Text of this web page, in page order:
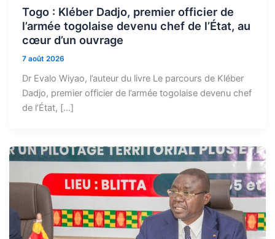
Togo : Kléber Dadjo, premier officier de
l’armée togolaise devenu chef de l’État, au
cœur d’un ouvrage
7 août 2026
Dr Evalo Wiyao, l’auteur du livre Le parcours de Kléber
Dadjo, premier officier de l’armée togolaise devenu chef
de l’État, […]